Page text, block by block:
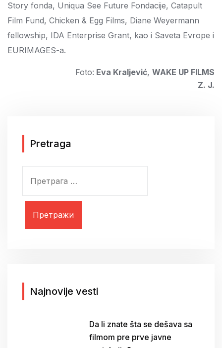
Story fonda, Uniqua See Future Fondacije, Catapult
Film Fund, Chicken & Egg Films, Diane Weyermann
fellowship, IDA Enterprise Grant, kao i Saveta Evrope i
EURIMAGES-a.
Foto: Eva Kraljević, WAKE UP FILMS
Z. J.
Pretraga
е
:
Najnovije vesti
Da li znate šta se dešava sa
filmom pre prve javne